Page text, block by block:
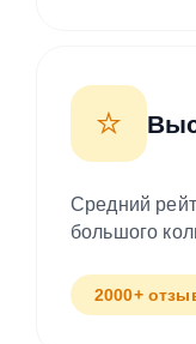
⭐
Средний
большого
2000+